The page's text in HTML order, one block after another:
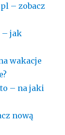
– zobacz
– jak
wakacje
– na jaki
nową